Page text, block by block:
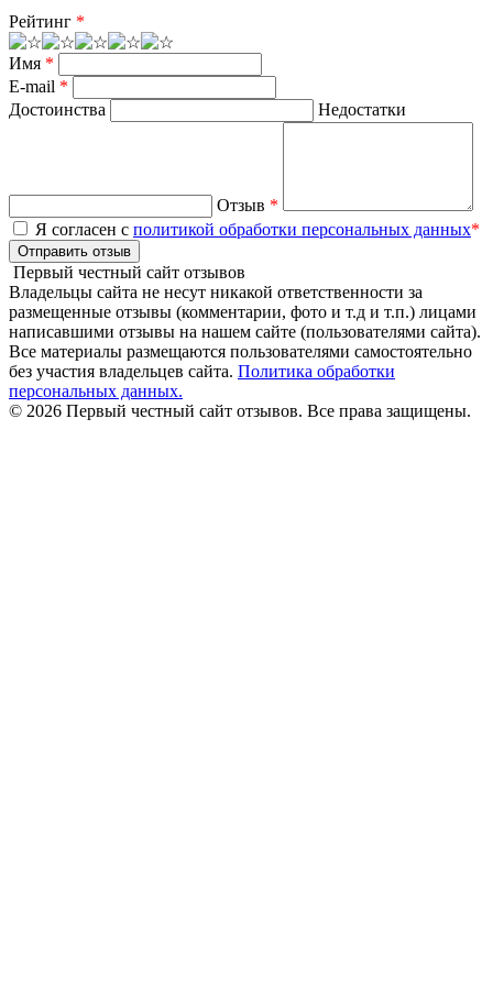
Рейтинг *
Имя *
E-mail *
Достоинства
Недостатки
Отзыв *
Я согласен с политикой обработки персональных данных*
Отправить отзыв
Первый честный сайт отзывов
Владельцы сайта не несут никакой ответственности за
размещенные отзывы (комментарии, фото и т.д и т.п.) лицами
написавшими отзывы на нашем сайте (пользователями сайта).
Все материалы размещаются пользователями самостоятельно
без участия владельцев сайта. Политика обработки
персональных данных.
© 2026 Первый честный сайт отзывов. Все права защищены.